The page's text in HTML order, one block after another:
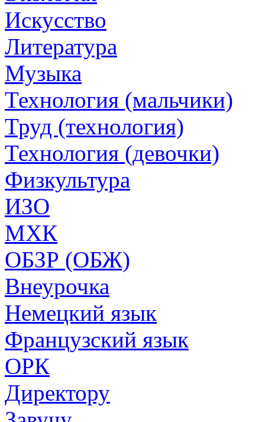
Искусство
Литература
Музыка
Технология (мальчики)
Труд (технология)
Технология (девочки)
Физкультура
ИЗО
МХК
ОБЗР (ОБЖ)
Внеурочка
Немецкий язык
Французский язык
ОРК
Директору